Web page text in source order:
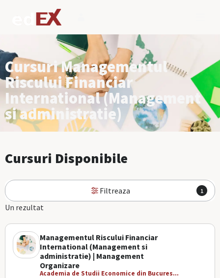
Cursuri Managementul
Riscului Financiar
International (Management
si administratie)
Cursuri Disponibile
Filtreaza 1
Un rezultat
Managementul Riscului Financiar
International (Management si
administratie) | Management
Organizare
Academia de Studii Economice din Bucures...